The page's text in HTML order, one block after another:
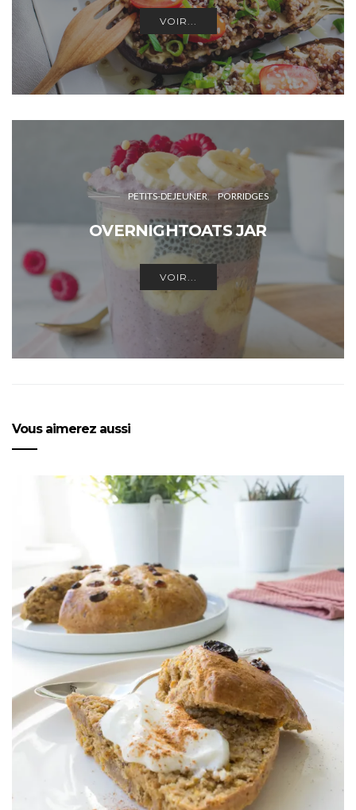
VOIR...
PETITS-DEJEUNER PORRIDGES
OVERNIGHTOATS JAR
VOIR...
Vous aimerez aussi